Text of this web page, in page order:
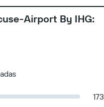
Airport By IHG:
173